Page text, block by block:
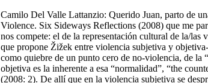
Camilo Del Valle Lattanzio: Querido Juan, parto de
Violence. Six Sideways Reflections (2008) que me
nos compete: el de la representación cultural de la/
que propone Žižek entre violencia subjetiva y
como quiebre de un punto cero de no-violencia, de la
objetiva es la inherente a esa “normalidad”, “the
(2008: 2). De allí que en la violencia subjetiva se